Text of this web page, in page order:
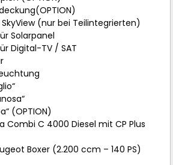
(nur bei Teilintegrierten)
Solarpanel
Digital-TV / SAT
(OPTION)
Combi C 4000 Diesel mit CP Plus
Boxer (2.200 ccm – 140 PS)